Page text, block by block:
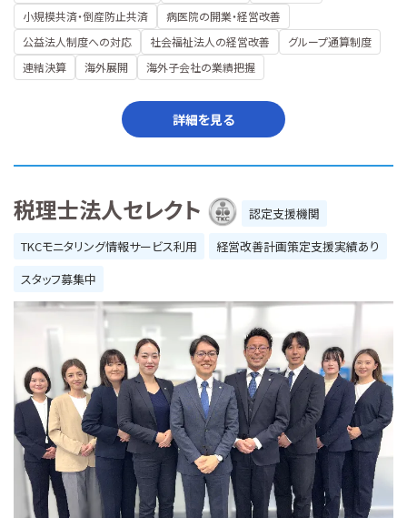
小規模共済・倒産防止共済
病医院の開業・経営改善
公益法人制度への対応
社会福祉法人の経営改善
グループ通算制度
連結決算
海外展開 海外子会社の業績把握
詳細を見る
税理士法人セレクト
認定支援機関
TKCモニタリング情報サービス利用
経営改善計画策定支援実績あり
スタッフ募集中